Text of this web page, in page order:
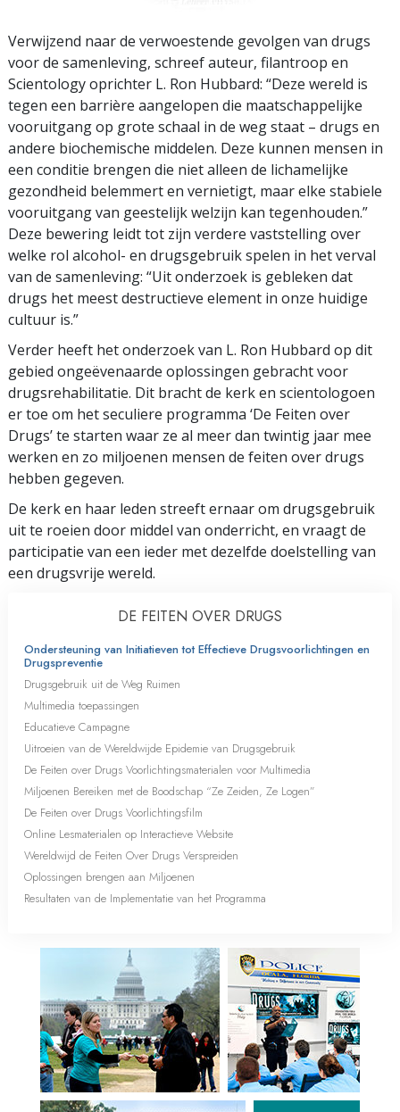
Verwijzend naar de verwoestende gevolgen van drugs
voor de samenleving, schreef auteur, filantroop en
Scientology oprichter L. Ron Hubbard: “Deze wereld is
tegen een barrière aangelopen die maatschappelijke
vooruitgang op grote schaal in de weg staat – drugs en
andere biochemische middelen. Deze kunnen mensen in
een conditie brengen die niet alleen de lichamelijke
gezondheid belemmert en vernietigt, maar elke stabiele
vooruitgang van geestelijk welzijn kan tegenhouden.”
Deze bewering leidt tot zijn verdere vaststelling over
welke rol alcohol- en drugsgebruik spelen in het verval
van de samenleving: “Uit onderzoek is gebleken dat
drugs het meest destructieve element in onze huidige
cultuur is.”
Verder heeft het onderzoek van L. Ron Hubbard op dit
gebied ongeëvenaarde oplossingen gebracht voor
drugsrehabilitatie. Dit bracht de kerk en scientologoen
er toe om het seculiere programma ‘De Feiten over
Drugs’ te starten waar ze al meer dan twintig jaar mee
werken en zo miljoenen mensen de feiten over drugs
hebben gegeven.
De kerk en haar leden streeft ernaar om drugsgebruik
uit te roeien door middel van onderricht, en vraagt de
participatie van een ieder met dezelfde doelstelling van
een drugsvrije wereld.
DE FEITEN OVER DRUGS
Ondersteuning van Initiatieven tot Effectieve Drugsvoorlichtingen en
Drugspreventie
Drugsgebruik uit de Weg Ruimen
Multimedia toepassingen
Educatieve Campagne
Uitroeien van de Wereldwijde Epidemie van Drugsgebruik
De Feiten over Drugs Voorlichtingsmaterialen voor Multimedia
Miljoenen Bereiken met de Boodschap “Ze Zeiden, Ze Logen”
De Feiten over Drugs Voorlichtingsfilm
Online Lesmaterialen op Interactieve Website
Wereldwijd de Feiten Over Drugs Verspreiden
Oplossingen brengen aan Miljoenen
Resultaten van de Implementatie van het Programma